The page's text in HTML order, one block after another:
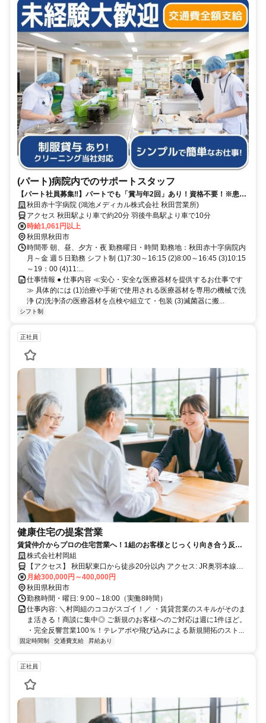
(パート)病院内でのサポートスタッフ
【パート社員募集‼】パートでも「賞与年2回」あり！資格不要！※患者
様との接触はありません！
秋田赤十字病院 (鴻池メディカル株式会社 秋田営業所)
アクセス 秋田駅より車で約20分 羽後牛島駅より車で10分
時給1,061円以上
秋田県秋田市
時間帯 朝、昼、夕方・夜 勤務曜日・時間 勤務地：秋田赤十字病院内
月～金 週５日勤務 シフト制 (1)7:30～16:15 (2)8:00～16:45 (3)10:15
～19：00 (4)11:...
仕事情報 ● 仕事内容 ≪安心・安全な医療器材を提供するお仕事です
≫ 具体的には (1)治療や手術で使用される医療器材を専用の機械で洗
浄 (2)洗浄済の医療器材を点検や組立て・包装 (3)滅菌器に搬...
シフト制
正社員
健康住宅の提案営業
賃貸仲介からプロの住宅営業へ！1組のお客様とじっくり向き合う反響
営業！自然素材の健康住宅！／残業月10h以内！
株式会社村岡組
【アクセス】 秋田駅東口から徒歩20分以内 アクセス: JR奥羽本線
「四ツ小屋駅」より車で約5分、または「秋田駅」より車で約15分
（バスの場合：秋田駅東口バスターミナルより秋田中央交通バス「御
所野線」乗車、「御所野小学校前」バス停下車徒歩約3分）
月給300,000円～400,000円
秋田県秋田市
勤務時間・曜日: 9:00～18:00（実働8時間）
仕事内容: ＼村岡組のココがスゴイ！／ ・賃貸営業のスキルがそのま
ま活きる！商談に集中◎ ご新規のお客様へのご対応は週に1件ほど。
・完全反響営業100％！テレアポや飛び込みによる新規開拓のスト...
固定時間制 交通費支給 昇給あり
正社員